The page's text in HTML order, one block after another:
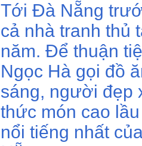
Tới Đà Nẵng
cả nhà tranh thủ
năm. Để thuận
Ngọc Hà gọi đồ
sáng, người đẹp
thức món cao
nổi tiếng nhất